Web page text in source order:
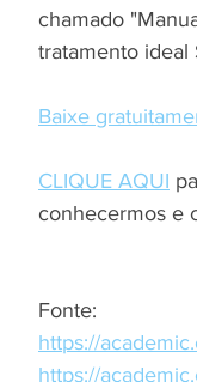
chamado
tratamento ideal
Baixe
CLIQUE AQUI
conhecermos e
Fonte:
https://
https://